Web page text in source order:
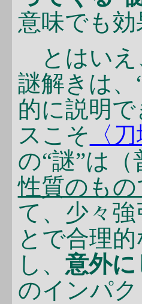
意味でも効
とはいえ
謎解きは
的に説明
スこそ 〈
の“謎”は
性質のも
て、少々強
とで合理
し、 意外に
のインパ